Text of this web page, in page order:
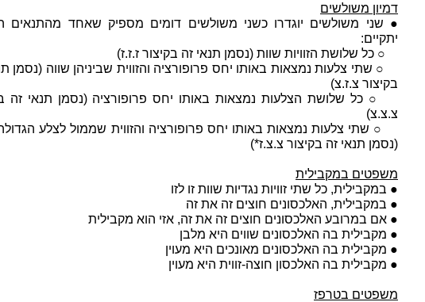
דמיון משולשים
● שני משולשים יוגדרו כשני משולשים דומים מספיק שאחד מהתנאים
יתקיים:
○ כל שלושת הזוויות שוות (נסמן תנאי זה בקיצור ז.ז.ז)
○ שתי צלעות נמצאות באותו יחס פרופורציה והזווית שביניהן שווה (נסמן
בקיצור צ.ז.צ)
○ כל שלושת הצלעות נמצאות באותו יחס פרופורציה (נסמן תנאי זה
צ.צ.צ)
○ שתי צלעות נמצאות באותו יחס פרופורציה והזווית שממול לצלע
(נסמן תנאי זה בקיצור צ.צ.ז*)
משפטים במקבילית
● במקבילית, כל שתי זוויות נגדיות שוות זו לזו
● במקבילית, האלכסונים חוצים זה את זה
● אם במרובע האלכסונים חוצים זה את זה, אזי הוא מקבילית
● מקבילית בה האלכסונים שווים היא מלבן
● מקבילית בה האלכסונים מאונכים היא מעוין
● מקבילית בה האלכסון חוצה-זווית היא מעוין
משפטים בטרפז